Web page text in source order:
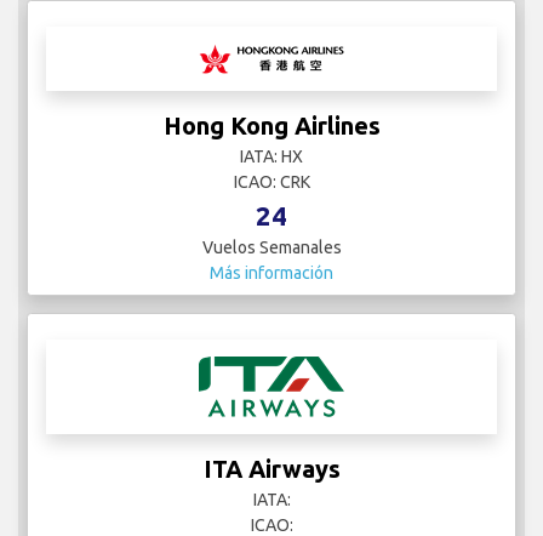
Hong Kong Airlines
IATA: HX
ICAO: CRK
24
Vuelos Semanales
Más información
ITA Airways
IATA:
ICAO: